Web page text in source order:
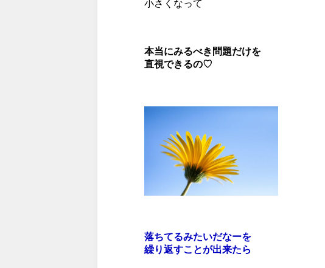
小さくなって
本当にみるべき問題だけを
直視できるの♡
落ちてるみたいだなーを
繰り返すことが出来たら